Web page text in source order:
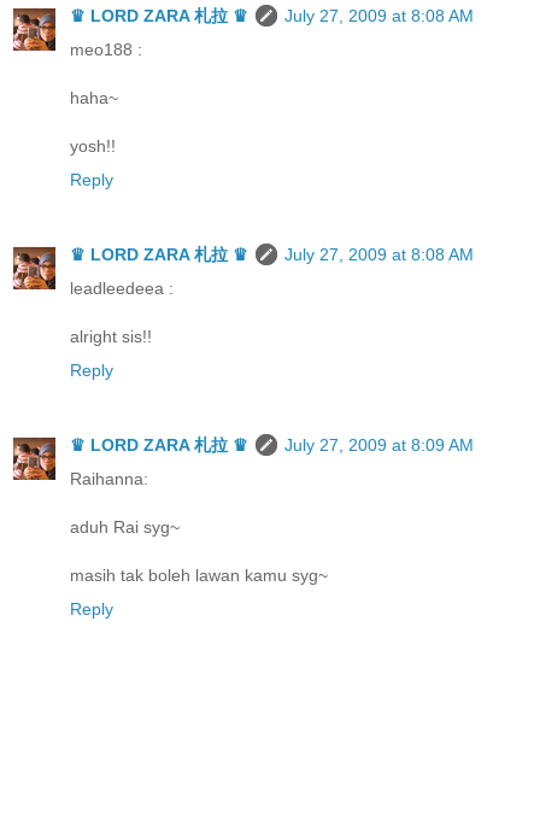
♛ LORD ZARA 札拉 ♛
July 27, 2009 at 8:08 AM
meo188 :
haha~
yosh!!
Reply
♛ LORD ZARA 札拉 ♛
July 27, 2009 at 8:08 AM
leadleedeea :
alright sis!!
Reply
♛ LORD ZARA 札拉 ♛
July 27, 2009 at 8:09 AM
Raihanna:
aduh Rai syg~
masih tak boleh lawan kamu syg~
Reply